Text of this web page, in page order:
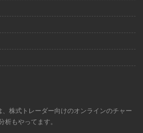
株式トレーダー向けのオンラインのチャー
析もやってます。